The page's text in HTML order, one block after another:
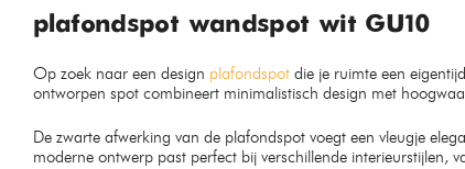
plafondspot wandspot wit GU10
Op zoek naar een design plafondspot die je ruimte een
ontworpen spot combineert minimalistisch design met
De zwarte afwerking van de plafondspot voegt een vleugje
moderne ontwerp past perfect bij verschillende interieurstijlen,